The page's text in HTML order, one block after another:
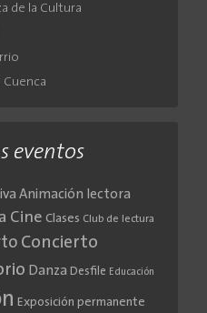
de la Cultura
Cuenca
eventos
Animación lectora
Cine Clases Club de lectura
Concierto
Danza Desfile Educación
Exposición permanente